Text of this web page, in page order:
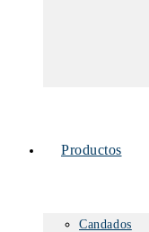
Productos
Candados